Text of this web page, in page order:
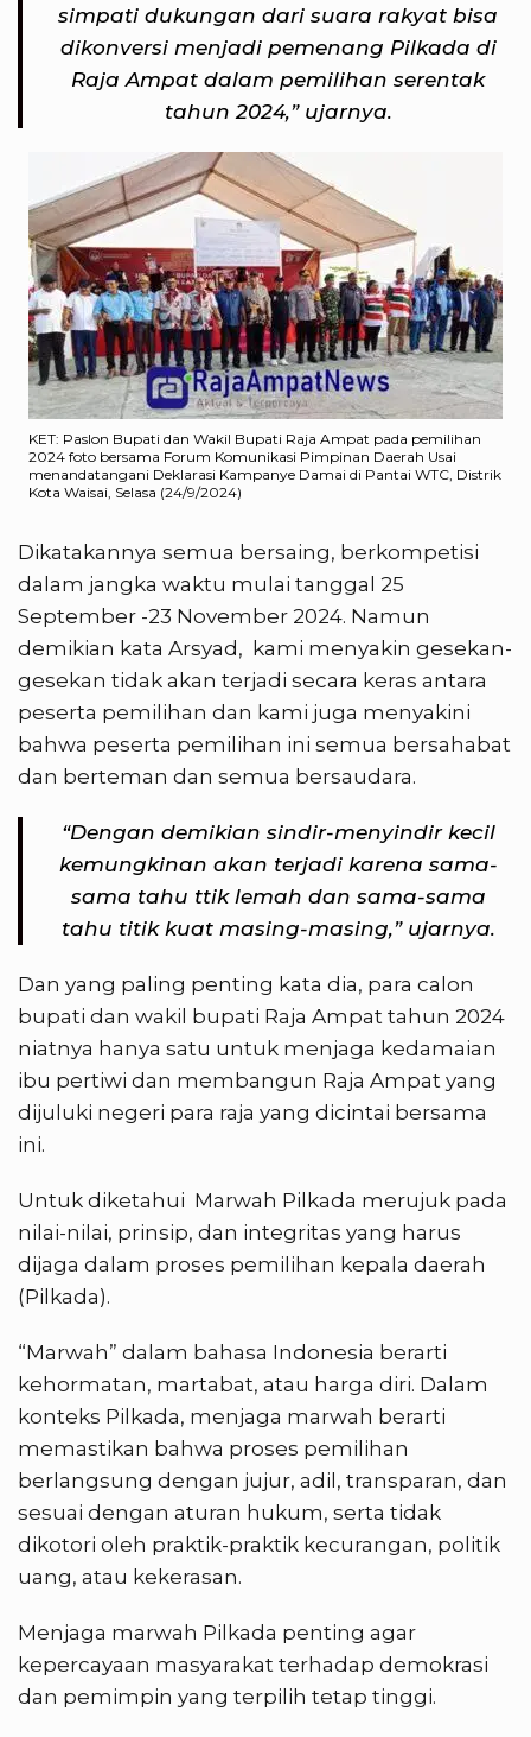
simpati dukungan dari suara rakyat bisa
dikonversi menjadi pemenang Pilkada di
Raja Ampat dalam pemilihan serentak
tahun 2024,” ujarnya.
KET: Paslon Bupati dan Wakil Bupati Raja Ampat pada pemilihan
2024 foto bersama Forum Komunikasi Pimpinan Daerah Usai
menandatangani Deklarasi Kampanye Damai di Pantai WTC, Distrik
Kota Waisai, Selasa (24/9/2024)
Dikatakannya semua bersaing, berkompetisi
dalam jangka waktu mulai tanggal 25
September -23 November 2024. Namun
demikian kata Arsyad, kami menyakin gesekan-
gesekan tidak akan terjadi secara keras antara
peserta pemilihan dan kami juga menyakini
bahwa peserta pemilihan ini semua bersahabat
dan berteman dan semua bersaudara.
“Dengan demikian sindir-menyindir kecil
kemungkinan akan terjadi karena sama-
sama tahu ttik lemah dan sama-sama
tahu titik kuat masing-masing,” ujarnya.
Dan yang paling penting kata dia, para calon
bupati dan wakil bupati Raja Ampat tahun 2024
niatnya hanya satu untuk menjaga kedamaian
ibu pertiwi dan membangun Raja Ampat yang
dijuluki negeri para raja yang dicintai bersama
ini.
Untuk diketahui Marwah Pilkada merujuk pada
nilai-nilai, prinsip, dan integritas yang harus
dijaga dalam proses pemilihan kepala daerah
(Pilkada).
“Marwah” dalam bahasa Indonesia berarti
kehormatan, martabat, atau harga diri. Dalam
konteks Pilkada, menjaga marwah berarti
memastikan bahwa proses pemilihan
berlangsung dengan jujur, adil, transparan, dan
sesuai dengan aturan hukum, serta tidak
dikotori oleh praktik-praktik kecurangan, politik
uang, atau kekerasan.
Menjaga marwah Pilkada penting agar
kepercayaan masyarakat terhadap demokrasi
dan pemimpin yang terpilih tetap tinggi.